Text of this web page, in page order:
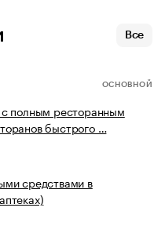
Все
ОСНОВНОЙ
с полным ресторанным
быстрого …
средствами в